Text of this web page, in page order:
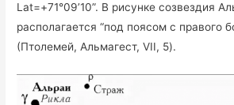
Lat=+71°09’10”. В рисунке созвездия
располагается “под поясом с правого
(Птолемей, Альмагест, VII, 5).